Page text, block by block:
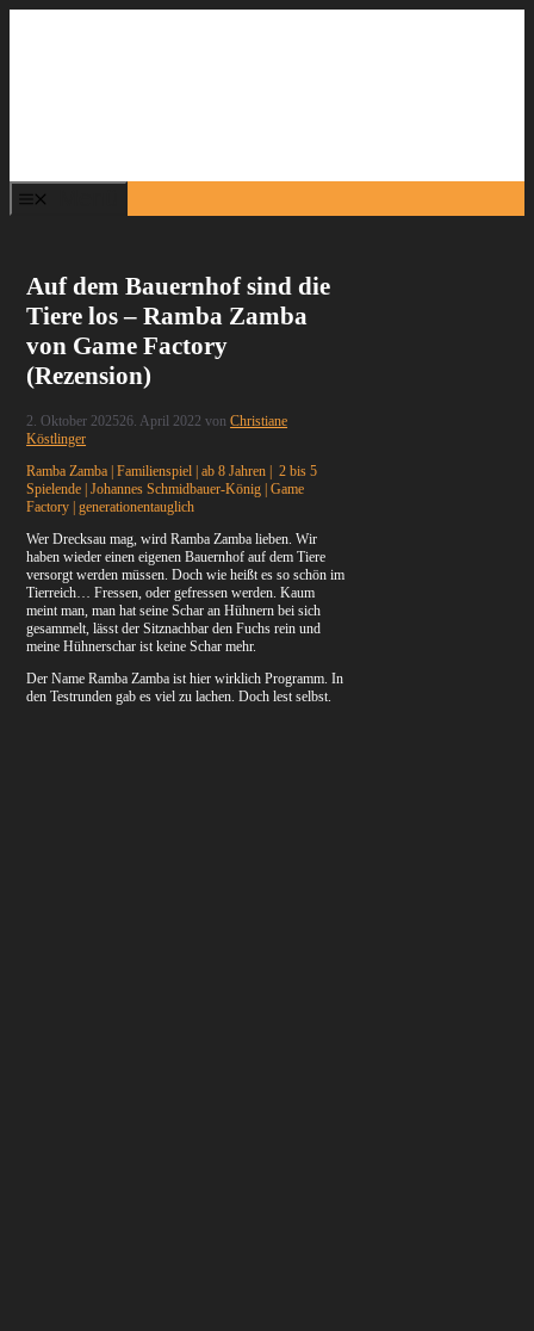
Auf dem Bauernhof sind die
Tiere los – Ramba Zamba
von Game Factory
(Rezension)
2. Oktober 202526. April 2022 vonChristiane
Köstlinger
Ramba Zamba | Familienspiel | ab 8 Jahren | 2 bis 5
Spielende | Johannes Schmidbauer-König | Game
Factory | generationentauglich
Wer Drecksau mag, wird Ramba Zamba lieben. Wir
haben wieder einen eigenen Bauernhof auf dem Tiere
versorgt werden müssen. Doch wie heißt es so schön im
Tierreich… Fressen, oder gefressen werden. Kaum
meint man, man hat seine Schar an Hühnern bei sich
gesammelt, lässt der Sitznachbar den Fuchs rein und
meine Hühnerschar ist keine Schar mehr.
Der Name Ramba Zamba ist hier wirklich Programm. In
den Testrunden gab es viel zu lachen. Doch lest selbst.